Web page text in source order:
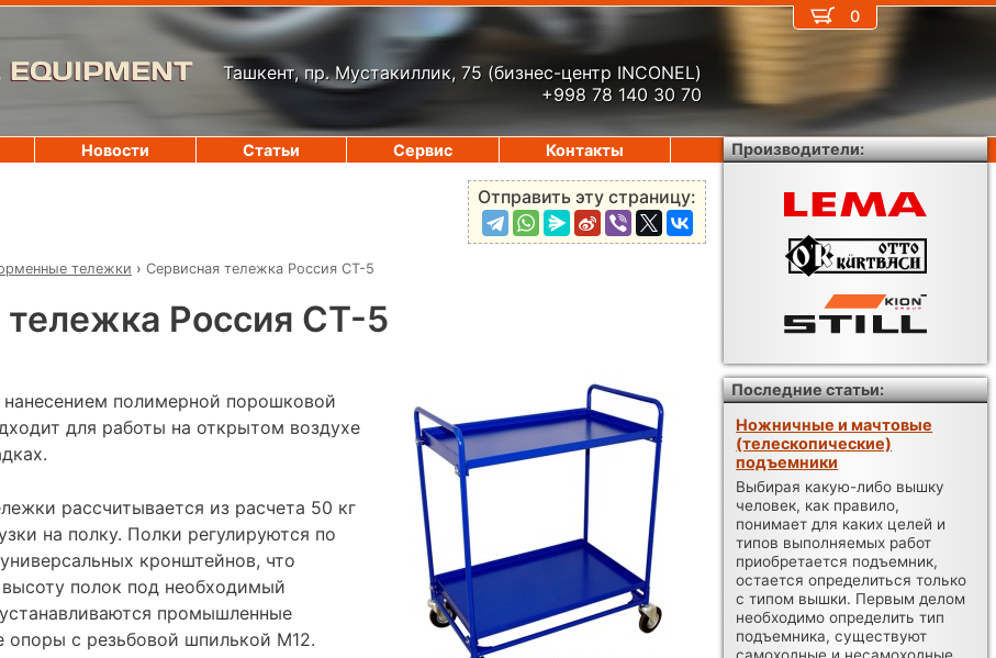
Ташкент, пр. Мустакиллик, 75 (бизнес-центр INCONEL)
+998 78 140 30 70
Отправить эту страницу:
тележки › Сервисная тележка Россия СТ-5
тележка Россия СТ-5
полимерной порошковой
для работы на открытом воздухе
рассчитывается из расчета 50 кг
на полку. Полки регулируются по
кронштейнов, что
высоту полок под необходимый
промышленные
опоры с резьбовой шпилькой М12.
0
Новости Статьи Сервис Контакты Производители:
Последние статьи:
Ножничные и мачтовые
(телескопические)
подъемники
Выбирая какую-либо вышку
человек, как правило,
понимает для каких целей и
типов выполняемых работ
приобретается подъемник,
остается определиться только
с типом вышки. Первым делом
необходимо определить тип
подъемника, существуют